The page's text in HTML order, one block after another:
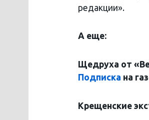
редакции».
А еще:
Щедруха от
Подписка на
Крещенские